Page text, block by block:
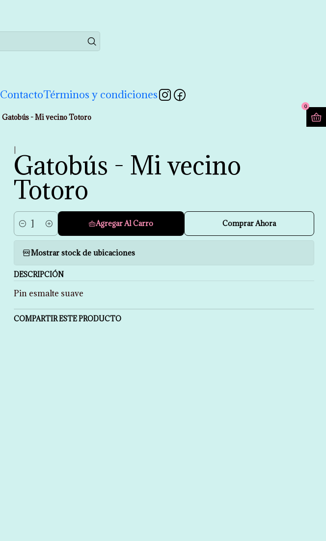
ContactoTérminos y condiciones
0
Gatobús - Mi vecino Totoro
Gatobús - Mi vecino
Totoro
Cantidad
Agregar Al Carro Comprar Ahora
Mostrar stock de ubicaciones
DESCRIPCIÓN
Pin esmalte suave
COMPARTIR ESTE PRODUCTO